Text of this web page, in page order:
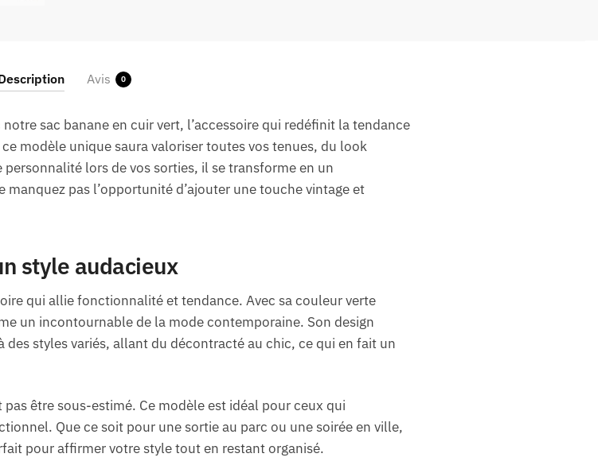
Avis 0
sac banane en cuir vert, l’accessoire qui redéfinit la tendance
modèle unique saura valoriser toutes vos tenues, du look
lors de vos sorties, il se transforme en un
pas l’opportunité d’ajouter une touche vintage et
style audacieux
qui allie fonctionnalité et tendance. Avec sa couleur verte
un incontournable de la mode contemporaine. Son design
des styles variés, allant du décontracté au chic, ce qui en fait un
être sous-estimé. Ce modèle est idéal pour ceux qui
Que ce soit pour une sortie au parc ou une soirée en ville,
pour affirmer votre style tout en restant organisé.